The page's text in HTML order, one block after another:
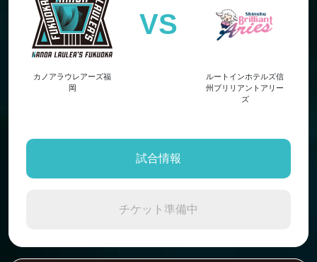
VS
カノアラウレアーズ福
岡
ルートインホテルズ信
州ブリリアントアリー
ズ
試合情報
チケット準備中